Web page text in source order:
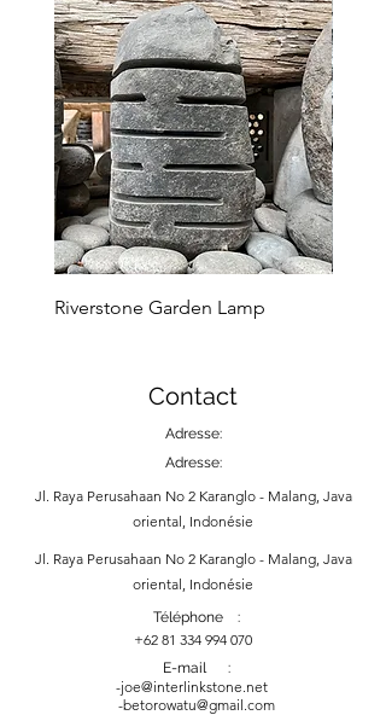
Riverstone Garden Lamp
Contact
Adresse:
Adresse:
Jl. Raya Perusahaan No 2 Karanglo - Malang, Java
oriental, Indonésie
Jl. Raya Perusahaan No 2 Karanglo - Malang, Java
oriental, Indonésie
Téléphone :
+62 81 334 994 070
E-mail :
-joe@interlinkstone.net
-betorowatu@gmail.com